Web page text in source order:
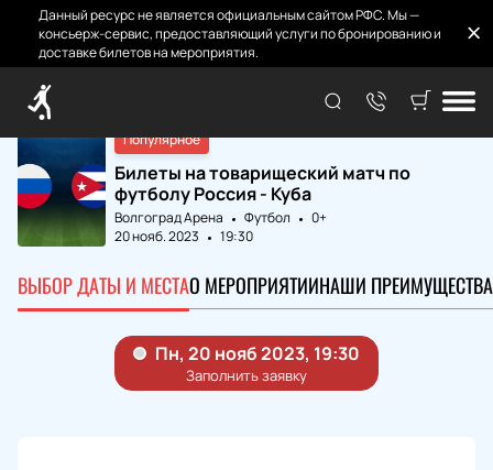
Данный ресурс не является официальным сайтом РФС. Мы —
консьерж-сервис, предоставляющий услуги по бронированию и
доставке билетов на мероприятия.
Главная
Популярное
Билеты на товарищеский матч по
футболу Россия - Куба
Волгоград Арена Футбол
0+
20 нояб. 2023
19:30
ВЫБОР ДАТЫ И МЕСТАО МЕРОПРИЯТИИНАШИ ПРЕИМУЩЕСТВА